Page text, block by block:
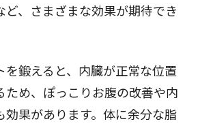
ど、さまざまな効果が期待でき
を鍛えると、内臓が正常な位置
ため、ぽっこりお腹の改善や内
効果があります。体に余分な脂